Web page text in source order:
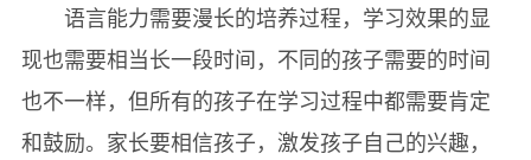
语言能力需要漫长的培养过程，学习效果的显
现也需要相当长一段时间，不同的孩子需要的时间
也不一样，但所有的孩子在学习过程中都需要肯定
和鼓励。家长要相信孩子，激发孩子自己的兴趣，